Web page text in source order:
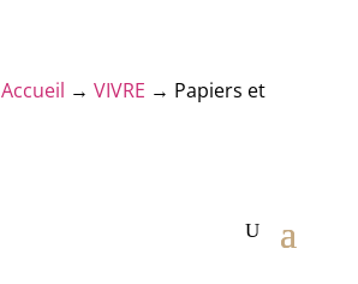
Accueil → VIVRE → Papiers et